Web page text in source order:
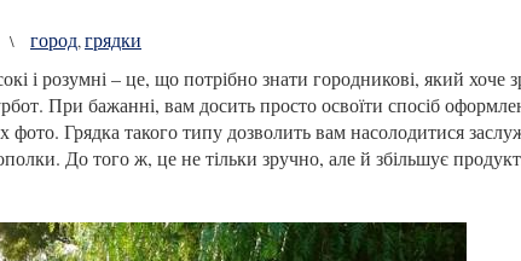
\ город,грядки
і розумні – це, що потрібно знати городникові, який хоче
При бажанні, вам досить просто освоїти спосіб
Грядка такого типу дозволить вам насолодитися
До того ж, це не тільки зручно, але й збільшує